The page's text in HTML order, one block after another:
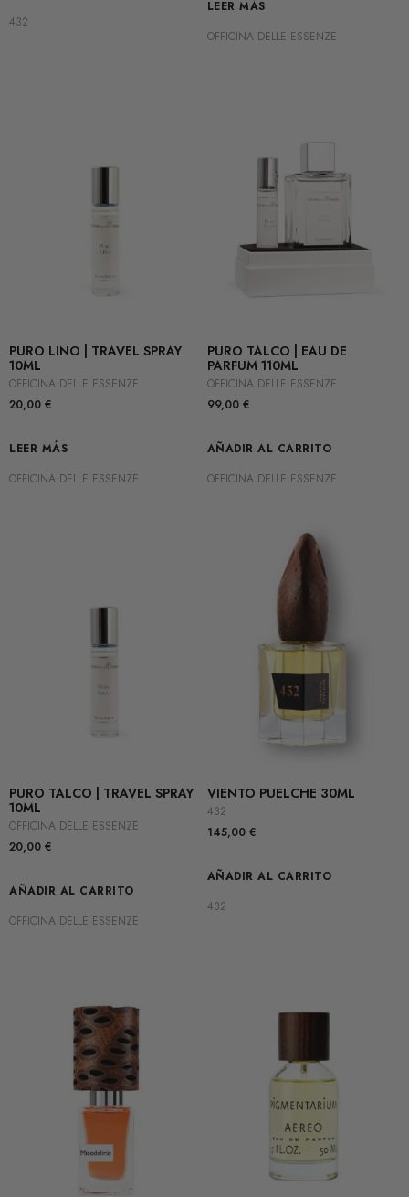
432
LEER MÁS
OFFICINA DELLE ESSENZE
PURO LINO | TRAVEL SPRAY
10ML
OFFICINA DELLE ESSENZE
20,00 €
LEER MÁS
OFFICINA DELLE ESSENZE
PURO TALCO | EAU DE
PARFUM 110ML
OFFICINA DELLE ESSENZE
99,00 €
AÑADIR AL CARRITO
OFFICINA DELLE ESSENZE
PURO TALCO | TRAVEL SPRAY
10ML
OFFICINA DELLE ESSENZE
20,00 €
AÑADIR AL CARRITO
OFFICINA DELLE ESSENZE
VIENTO PUELCHE 30ML
432
145,00 €
AÑADIR AL CARRITO
432